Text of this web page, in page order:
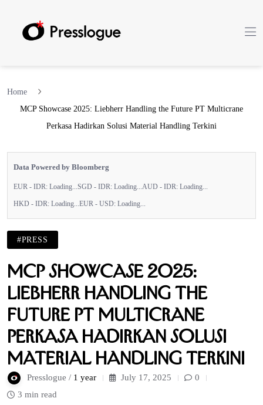
Home
MCP Showcase 2025: Liebherr Handling the Future PT Multicrane
Perkasa Hadirkan Solusi Material Handling Terkini
Data Powered by Bloomberg
EUR - IDR: Loading... SGD - IDR: Loading... AUD - IDR: Loading...
HKD - IDR: Loading... EUR - USD: Loading...
#PRESS
MCP Showcase 2025:
Liebherr Handling the
Future PT Multicrane
Perkasa Hadirkan Solusi
Material Handling Terkini
Presslogue / 1 year July 17, 2025
0
3 min read